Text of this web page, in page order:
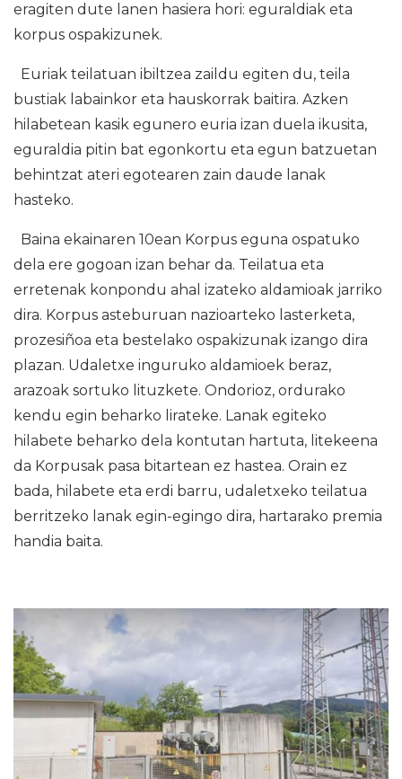
eragiten dute lanen hasiera hori: eguraldiak eta
korpus ospakizunek.
Euriak teilatuan ibiltzea zaildu egiten du, teila
bustiak labainkor eta hauskorrak baitira. Azken
hilabetean kasik egunero euria izan duela ikusita,
eguraldia pitin bat egonkortu eta egun batzuetan
behintzat ateri egotearen zain daude lanak
hasteko.
Baina ekainaren 10ean Korpus eguna ospatuko
dela ere gogoan izan behar da. Teilatua eta
erretenak konpondu ahal izateko aldamioak jarriko
dira. Korpus asteburuan nazioarteko lasterketa,
prozesiñoa eta bestelako ospakizunak izango dira
plazan. Udaletxe inguruko aldamioek beraz,
arazoak sortuko lituzkete. Ondorioz, ordurako
kendu egin beharko lirateke. Lanak egiteko
hilabete beharko dela kontutan hartuta, litekeena
da Korpusak pasa bitartean ez hastea. Orain ez
bada, hilabete eta erdi barru, udaletxeko teilatua
berritzeko lanak egin-egingo dira, hartarako premia
handia baita.